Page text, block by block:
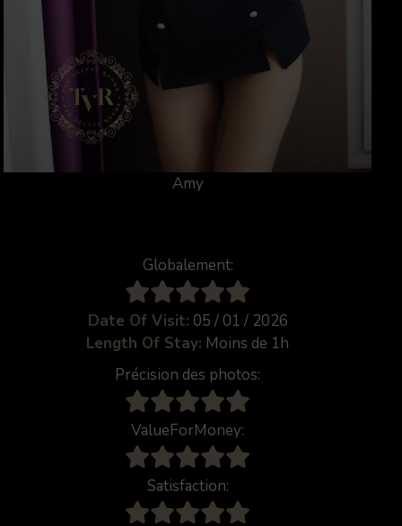
Amy
Globalement:
Date Of Visit: 05 / 01 / 2026
Length Of Stay: Moins de 1h
Précision des photos:
ValueForMoney:
Satisfaction: